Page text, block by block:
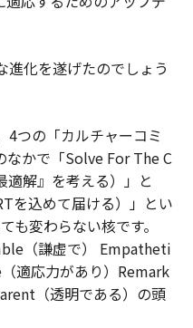
進化を遂げたのでしょう
4つの「カルチャーコミ
なかで「Solve For The C
解』を考える）」と
を込めて届ける）」とい
も変わらない核です。
（謙虚で） Empatheti
適応力があり）Remark
（透明である）の頭